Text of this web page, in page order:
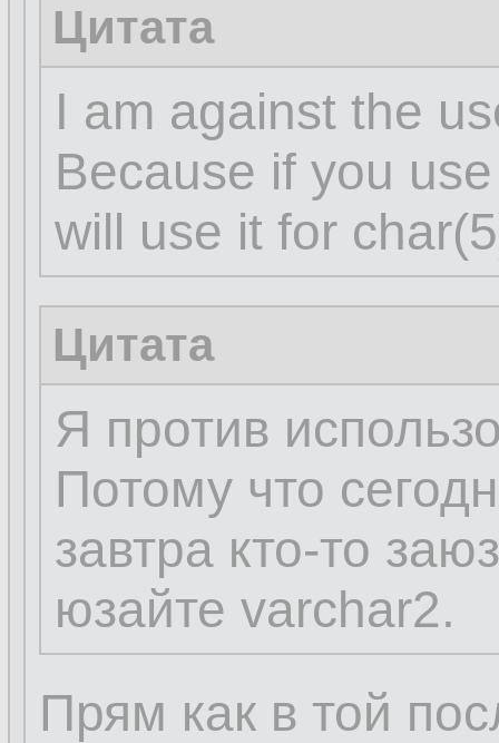
Цитата
I am against the
Because if you
will use it for
Цитата
Я против
Потому что
завтра кто-то
юзайте varchar2.
Прям как в той